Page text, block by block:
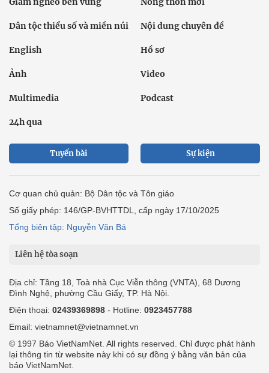
Dân tộc thiểu số và miền núi Nội dung chuyên đề
English Hồ sơ
Ảnh Video
Multimedia Podcast
24h qua
Tuyến bài Sự kiện
Cơ quan chủ quản: Bộ Dân tộc và Tôn giáo
Số giấy phép: 146/GP-BVHTTDL, cấp ngày 17/10/2025
Tổng biên tập: Nguyễn Văn Bá
Liên hệ tòa soạn
Địa chỉ: Tầng 18, Toà nhà Cục Viễn thông (VNTA), 68 Dương
Đình Nghệ, phường Cầu Giấy, TP. Hà Nội.
Điện thoại: 02439369898 - Hotline: 0923457788
Email: vietnamnet@vietnamnet.vn
© 1997 Báo VietNamNet. All rights reserved. Chỉ được phát hành
lại thông tin từ website này khi có sự đồng ý bằng văn bản của
báo VietNamNet.